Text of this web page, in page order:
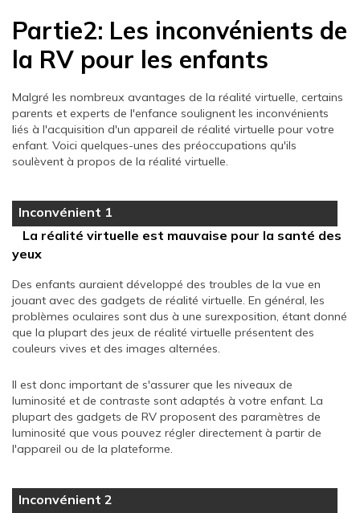
Partie2: Les inconvénients de
la RV pour les enfants
Malgré les nombreux avantages de la réalité virtuelle, certains
parents et experts de l'enfance soulignent les inconvénients
liés à l'acquisition d'un appareil de réalité virtuelle pour votre
enfant. Voici quelques-unes des préoccupations qu'ils
soulèvent à propos de la réalité virtuelle.
Inconvénient 1
La réalité virtuelle est mauvaise pour la santé des
yeux
Des enfants auraient développé des troubles de la vue en
jouant avec des gadgets de réalité virtuelle. En général, les
problèmes oculaires sont dus à une surexposition, étant donné
que la plupart des jeux de réalité virtuelle présentent des
couleurs vives et des images alternées.
Il est donc important de s'assurer que les niveaux de
luminosité et de contraste sont adaptés à votre enfant. La
plupart des gadgets de RV proposent des paramètres de
luminosité que vous pouvez régler directement à partir de
l'appareil ou de la plateforme.
Inconvénient 2